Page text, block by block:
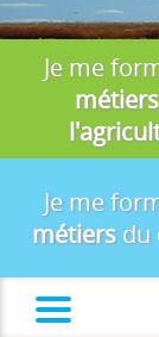
Je me
métiers
Je me
métiersdu